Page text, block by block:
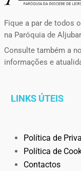
Fique a par de todos
na Paróquia de
Consulte também a
informações e
LINKS ÚTEIS
Política de
Política de
Contactos